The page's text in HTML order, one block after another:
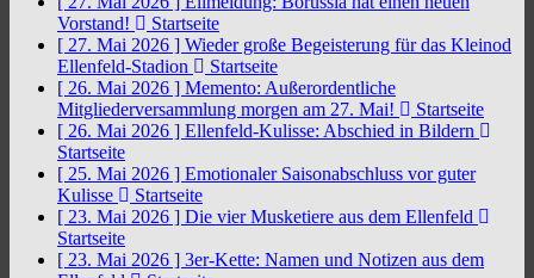
Vorstand!
Startseite
[ 27. Mai 2026 ] Wieder große Begeisterung für das Kleinod
Ellenfeld-Stadion
Startseite
[ 26. Mai 2026 ] Memento: Außerordentliche
Mitgliederversammlung morgen am 27. Mai!
Startseite
[ 26. Mai 2026 ] Ellenfeld-Kulisse: Abschied in Bildern
Startseite
[ 25. Mai 2026 ] Emotionaler Saisonabschluss vor guter
Kulisse
Startseite
[ 23. Mai 2026 ] Die vier Musketiere aus dem Ellenfeld
Startseite
[ 23. Mai 2026 ] 3er-Kette: Namen und Notizen aus dem